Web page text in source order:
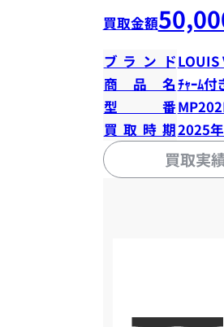
買取金額
ブランドLOUIS
商品名ﾁｬｰﾑ付
型番
買取時期2025
買取実